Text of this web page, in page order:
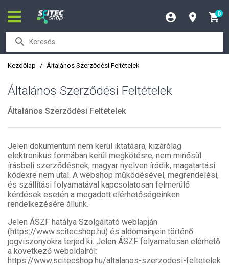
0
Kezdőlap Általános Szerződési Feltételek
Általános Szerződési Feltételek
Általános Szerződési Feltételek
Jelen dokumentum nem kerül iktatásra, kizárólag
elektronikus formában kerül megkötésre, nem minősül
írásbeli szerződésnek, magyar nyelven íródik, magatartási
kódexre nem utal. A webshop működésével, megrendelési,
és szállítási folyamatával kapcsolatosan felmerülő
kérdések esetén a megadott elérhetőségeinken
rendelkezésére állunk.
Jelen ÁSZF hatálya Szolgáltató weblapján
(https://www.scitecshop.hu) és aldomainjein történő
jogviszonyokra terjed ki. Jelen ÁSZF folyamatosan elérhető
a következő weboldalról:
https://www.scitecshop.hu/altalanos-szerzodesi-feltetelek